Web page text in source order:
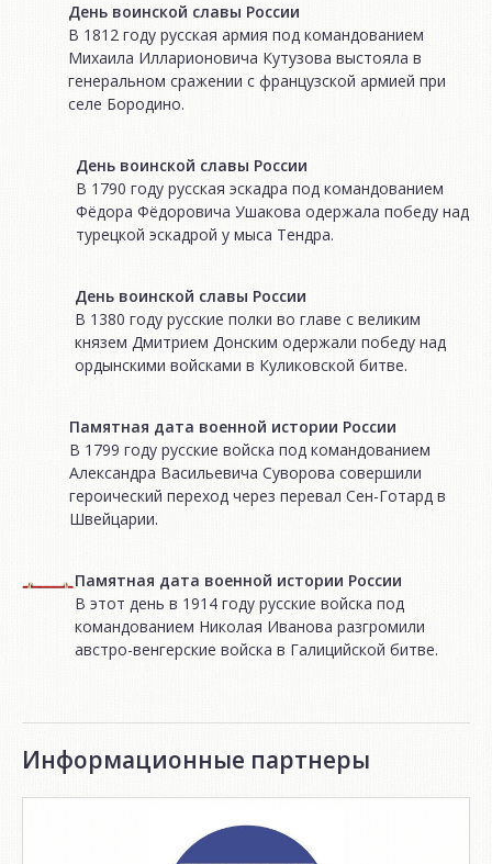
День воинской славы России
В 1812 году русская армия под командованием
Михаила Илларионовича Кутузова выстояла в
генеральном сражении с французской армией при
селе Бородино.
День воинской славы России
В 1790 году русская эскадра под командованием
Фёдора Фёдоровича Ушакова одержала победу над
турецкой эскадрой у мыса Тендра.
День воинской славы России
В 1380 году русские полки во главе с великим
князем Дмитрием Донским одержали победу над
ордынскими войсками в Куликовской битве.
Памятная дата военной истории России
В 1799 году русские войска под командованием
Александра Васильевича Суворова совершили
героический переход через перевал Сен-Готард в
Швейцарии.
Памятная дата военной истории России
В этот день в 1914 году русские войска под
командованием Николая Иванова разгромили
австро-венгерские войска в Галицийской битве.
Информационные партнеры